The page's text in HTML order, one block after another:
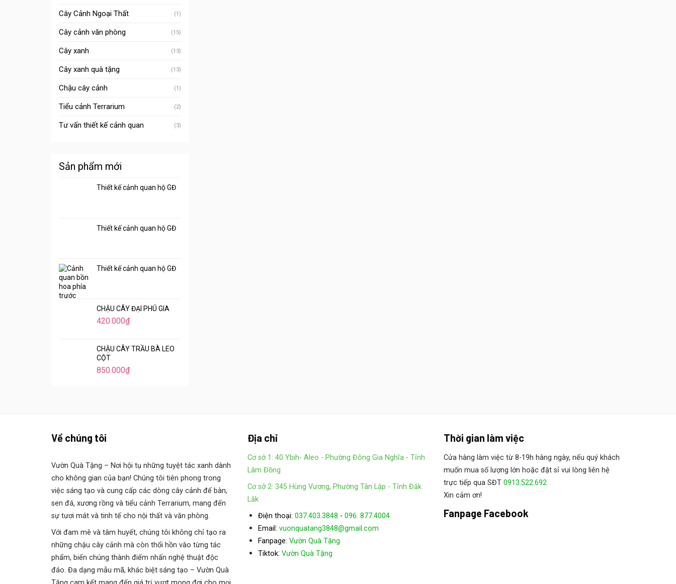
Cây Cảnh Ngoại Thất (1)
Cây cảnh văn phòng (15)
Cây xanh (13)
Cây xanh quà tặng (13)
Chậu cây cảnh (1)
Tiểu cảnh Terrarium (2)
Tư vấn thiết kế cảnh quan (3)
Sản phẩm mới
Thiết kế cảnh quan hộ GĐ
Thiết kế cảnh quan hộ GĐ
Thiết kế cảnh quan hộ GĐ
CHẬU CÂY ĐẠI PHÚ GIA
420.000₫
CHẬU CÂY TRẦU BÀ LEO
CỘT
850.000₫
Về chúng tôi
Vườn Quà Tặng – Nơi hội tụ những tuyệt tác xanh dành
cho không gian của bạn! Chúng tôi tiên phong trong
việc sáng tạo và cung cấp các dòng cây cảnh để bàn,
sen đá, xương rồng và tiểu cảnh Terrarium, mang đến
sự tươi mát và tinh tế cho nội thất và văn phòng.
Với đam mê và tâm huyết, chúng tôi không chỉ tạo ra
những chậu cây cảnh mà còn thổi hồn vào từng tác
phẩm, biến chúng thành điểm nhấn nghệ thuật độc
đáo. Đa dạng mẫu mã, khác biệt sáng tạo – Vườn Quà
Địa chỉ
Cơ sở 1: 40 Ybih- Aleo - Phường Đông Gia Nghĩa - Tỉnh
Lâm Đồng
Cơ sở 2: 345 Hùng Vương, Phường Tân Lập - Tỉnh Đắk
Lắk
Điện thoại: 037.403.3848 - 096. 877.4004
Email: vuonquatang3848@gmail.com
Fanpage: Vườn Quà Tặng
Tiktok: Vườn Quà Tặng
Thời gian làm việc
Cửa hàng làm việc từ 8-19h hàng ngày, nếu quý khách
muốn mua số lượng lớn hoặc đặt sỉ vui lòng liên hệ
trực tiếp qua SĐT 0913.522.692
Xin cảm ơn!
Fanpage Facebook